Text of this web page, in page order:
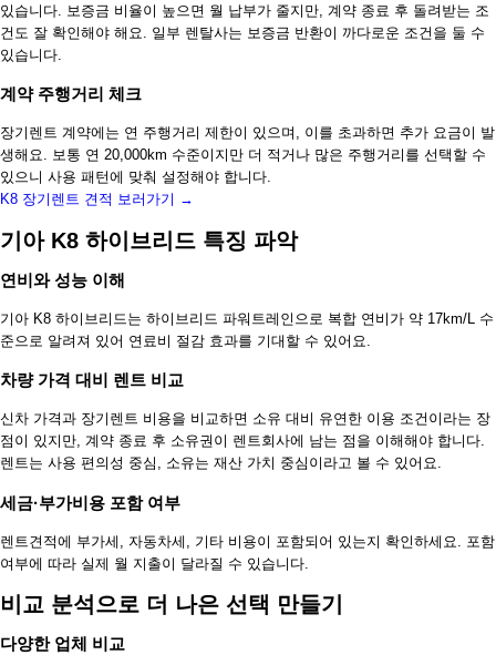
있습니다. 보증금 비율이 높으면 월 납부가 줄지만, 계약 종료 후 돌려받는 조
건도 잘 확인해야 해요. 일부 렌탈사는 보증금 반환이 까다로운 조건을 둘 수
있습니다.
계약 주행거리 체크
장기렌트 계약에는 연 주행거리 제한이 있으며, 이를 초과하면 추가 요금이 발
생해요. 보통 연 20,000km 수준이지만 더 적거나 많은 주행거리를 선택할 수
있으니 사용 패턴에 맞춰 설정해야 합니다.
K8 장기렌트 견적 보러가기 →
기아 K8 하이브리드 특징 파악
연비와 성능 이해
기아 K8 하이브리드는 하이브리드 파워트레인으로 복합 연비가 약 17km/L 수
준으로 알려져 있어 연료비 절감 효과를 기대할 수 있어요.
차량 가격 대비 렌트 비교
신차 가격과 장기렌트 비용을 비교하면 소유 대비 유연한 이용 조건이라는 장
점이 있지만, 계약 종료 후 소유권이 렌트회사에 남는 점을 이해해야 합니다.
렌트는 사용 편의성 중심, 소유는 재산 가치 중심이라고 볼 수 있어요.
세금·부가비용 포함 여부
렌트견적에 부가세, 자동차세, 기타 비용이 포함되어 있는지 확인하세요. 포함
여부에 따라 실제 월 지출이 달라질 수 있습니다.
비교 분석으로 더 나은 선택 만들기
다양한 업체 비교